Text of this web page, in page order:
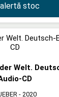
alertă stoc
Welt.
CD
- 2020